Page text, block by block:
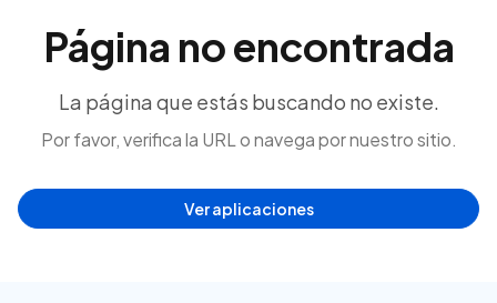
Página no encontrada
La página que estás buscando no existe.
Por favor, verifica la URL o navega por nuestro sitio.
Ver aplicaciones